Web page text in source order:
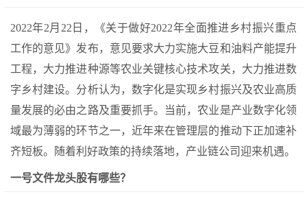
2022年2月22日，《关于做好2022年全面推进乡村振兴重点
工作的意见》发布，意见要求大力实施大豆和油料产能提升
工程，大力推进种源等农业关键核心技术攻关，大力推进数
字乡村建设。分析认为，数字化是实现乡村振兴及农业高质
量发展的必由之路及重要抓手。当前，农业是产业数字化领
域最为薄弱的环节之一，近年来在管理层的推动下正加速补
齐短板。随着利好政策的持续落地，产业链公司迎来机遇。
一号文件龙头股有哪些？